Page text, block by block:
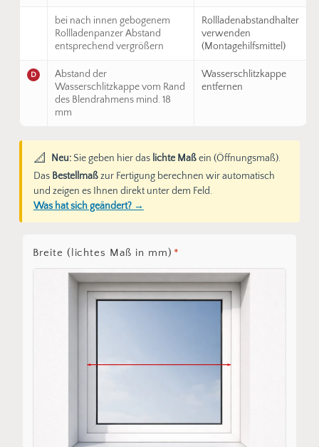
bei nach innen gebogenem
Rollladenpanzer Abstand
entsprechend vergrößern
Rollladenabstandhalter
verwenden
(Montagehilfsmittel)
D
Abstand der
Wasserschlitzkappe vom Rand
des Blendrahmens mind. 18
mm
Wasserschlitzkappe
entfernen
📐 Neu:Sie geben hier das lichte Maßein (Öffnungsmaß).
Das Bestellmaßzur Fertigung berechnen wir automatisch
und zeigen es Ihnen direkt unter dem Feld.
Was hat sich geändert? →
Breite (lichtes Maß in mm) *